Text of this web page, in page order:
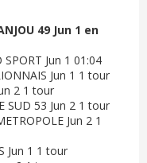
49 Jun 1 en
Jun 1 01:04
Jun 1 1 tour
2 1 tour
SUD 53 Jun 2 1 tour
Jun 2 1
Jun 1 1 tour